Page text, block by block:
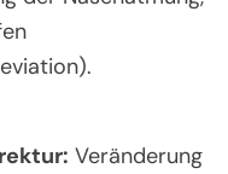
Veränderung